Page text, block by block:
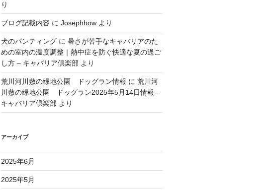
り
ブログ記載内容 に Josephhowより
犬のパンティングに 暑さが苦手なキャバリアのた
めの室内の温度調整｜熱中症を防ぐ快適な夏の過ご
し方 – キャバリア倶楽部より
荒川河川敷の緑地公園 ドッグラン情報 に 荒川河
川敷の緑地公園 ドッグラン2025年5月14日情報 –
キャバリア倶楽部より
アーカイブ
2025年6月
2025年5月